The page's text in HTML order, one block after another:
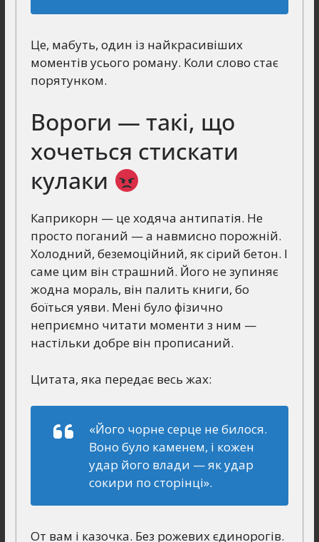
Це, мабуть, один із найкрасивіших
моментів усього роману. Коли слово стає
порятунком.
Вороги — такі, що
хочеться стискати
кулаки
Каприкорн — це ходяча антипатія. Не
просто поганий — а навмисно порожній.
Холодний, беземоційний, як сірий бетон. І
саме цим він страшний. Його не зупиняє
жодна мораль, він палить книги, бо
боїться уяви. Мені було фізично
неприємно читати моменти з ним —
настільки добре він прописаний.
Цитата, яка передає весь жах:
«Його чорне серце не билося.
Воно було каменем, і кожен
удар його влади — як удар
сокири по сторінці».
От вам і казочка. Без рожевих єдинорогів.